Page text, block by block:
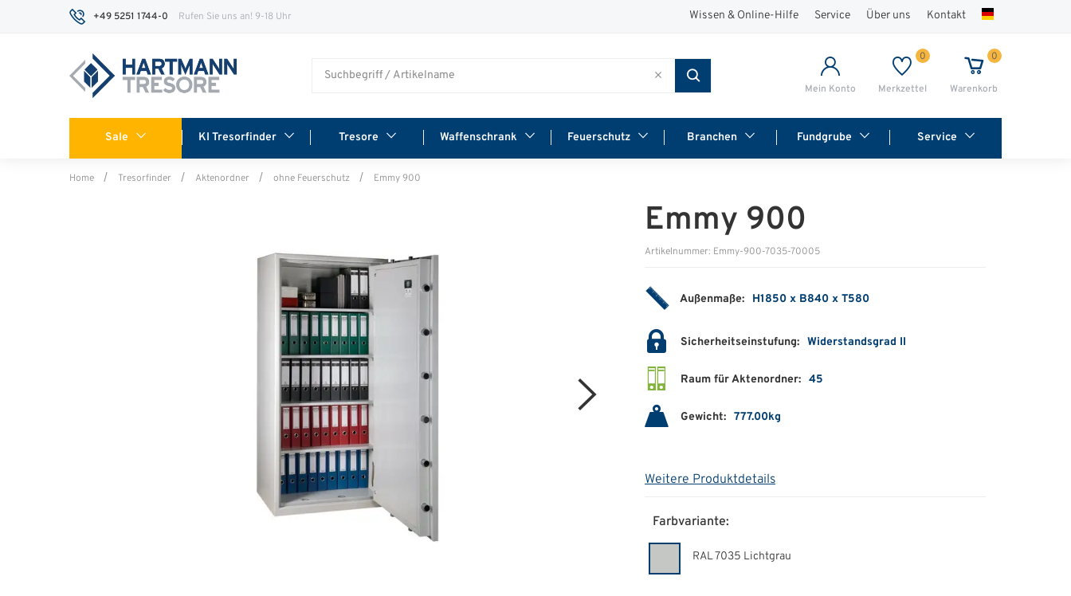
+49 5251 1744-0 Rufen Sie uns an! 9-18 Uhr Wissen & Online-Hilfe Service Über uns Kontakt
Mein Konto
0
Merkzettel
0
Warenkorb
Sale KI Tresorfinder Tresore Waffenschrank Feuerschutz Branchen Fundgrube Service
Home Tresorfinder Aktenordner ohne Feuerschutz Emmy 900
Emmy 900
Artikelnummer: Emmy-900-7035-70005
Außenmaße: H1850 x B840 x T580
Sicherheitseinstufung: Widerstandsgrad II
Raum für Aktenordner: 45
Gewicht: 777.00kg
Weitere Produktdetails
Farbvariante:
RAL 7035 Lichtgrau